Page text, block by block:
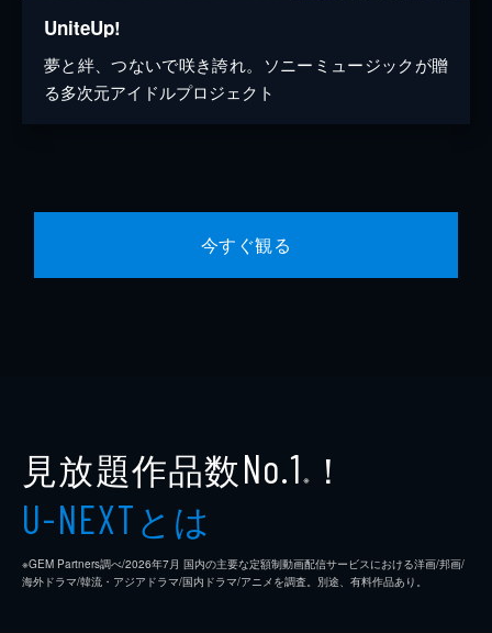
UniteUp!
夢と絆、つないで咲き誇れ。ソニーミュージックが贈
る多次元アイドルプロジェクト
今すぐ観る
見放題作品数No.1 ※ ！
U-NEXTとは
※GEM Partners調べ/2026年7⽉ 国内の主要な定額制動画配信サービスにおける洋画/邦画/
海外ドラマ/韓流・アジアドラマ/国内ドラマ/アニメを調査。別途、有料作品あり。